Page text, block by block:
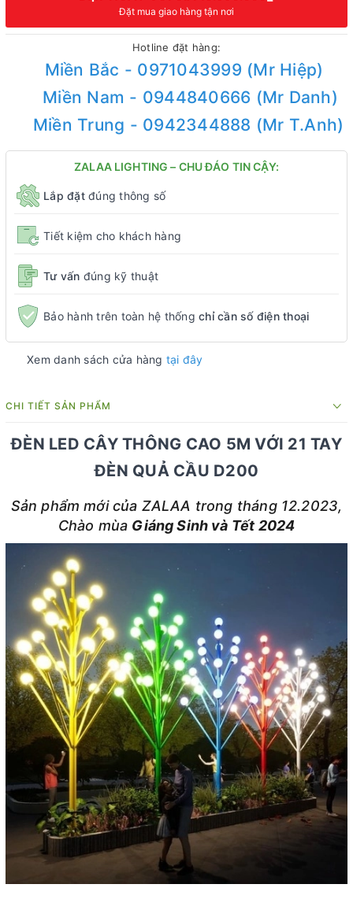
Đặt mua giao hàng tận nơi
Hotline đặt hàng:
Miền Bắc - 0971043999 (Mr Hiệp)
Miền Nam - 0944840666 (Mr Danh)
Miền Trung - 0942344888 (Mr T.Anh)
ZALAA LIGHTING – CHU ĐÁO TIN CẬY:
Lắp đặtđúng thông số
Tiết kiệm cho khách hàng
Tư vấn đúng kỹ thuật
Bảo hành trên toàn hệ thống chỉ cần số điện thoại
Xem danh sách cửa hàng tại đây
CHI TIẾT SẢN PHẨM
ĐÈN LED CÂY THÔNG CAO 5M VỚI 21 TAY
ĐÈN QUẢ CẦU D200
Sản phẩm mới của ZALAA trong tháng 12.2023,
Chào mùa Giáng Sinh và Tết 2024